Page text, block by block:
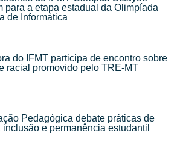
para a etapa estadual da Olimpíada
de Informática
do IFMT participa de encontro sobre
racial promovido pelo TRE-MT
Pedagógica debate práticas de
inclusão e permanência estudantil